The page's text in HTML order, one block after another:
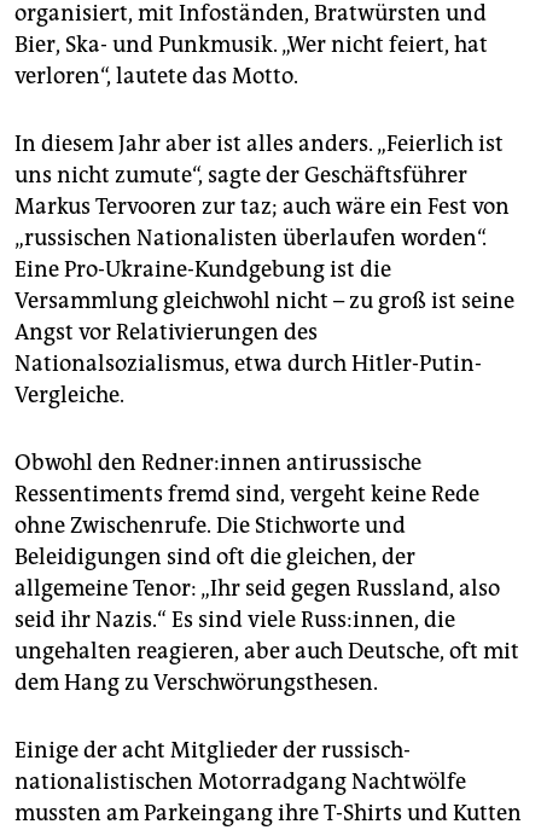
organisiert, mit Infoständen, Bratwürsten und
Bier, Ska- und Punkmusik. „Wer nicht feiert, hat
verloren“, lautete das Motto.
In diesem Jahr aber ist alles anders. „Feierlich ist
uns nicht zumute“, sagte der Geschäftsführer
Markus Tervooren zur taz; auch wäre ein Fest von
„russischen Nationalisten überlaufen worden“.
Eine Pro-Ukraine-Kundgebung ist die
Versammlung gleichwohl nicht – zu groß ist seine
Angst vor Relativierungen des
Nationalsozialismus, etwa durch Hitler-Putin-
Vergleiche.
Obwohl den Red­ne­r:in­nen antirussische
Ressentiments fremd sind, vergeht keine Rede
ohne Zwischenrufe. Die Stichworte und
Beleidigungen sind oft die gleichen, der
allgemeine Tenor: „Ihr seid gegen Russland, also
seid ihr Nazis.“ Es sind viele Russ:innen, die
ungehalten reagieren, aber auch Deutsche, oft mit
dem Hang zu Verschwörungsthesen.
Einige der acht Mitglieder der russisch-
nationalistischen Motorradgang Nachtwölfe
mussten am Parkeingang ihre T-Shirts und Kutten